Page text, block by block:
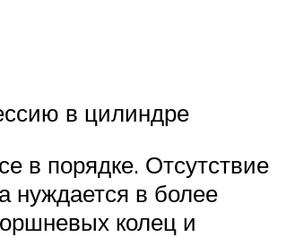
в цилиндре
в порядке. Отсутствие
нуждается в более
колец и